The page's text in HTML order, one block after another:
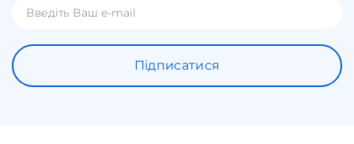
Підписатися